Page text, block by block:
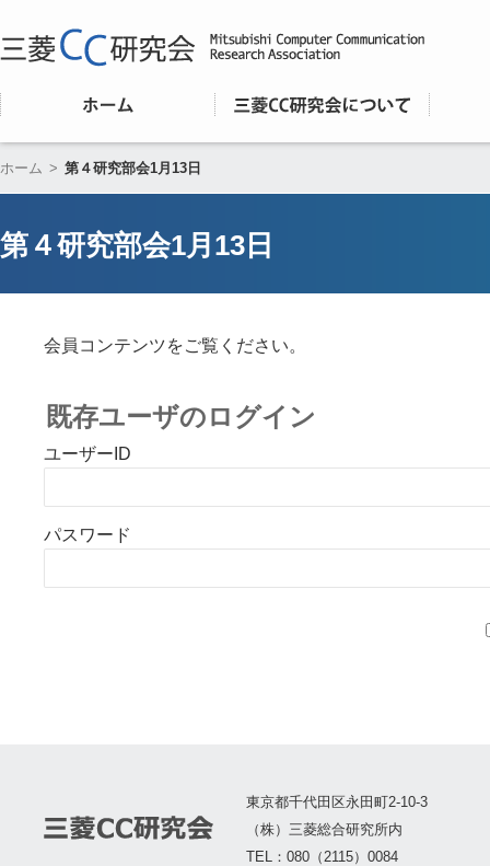
ホーム > 第４研究部会1月13日
第４研究部会1月13日
会員コンテンツをご覧ください。
既存ユーザのログイン
ユーザーID
パスワード
東京都千代田区永田町2-10-3
（株）三菱総合研究所内
TEL：080（2115）0084